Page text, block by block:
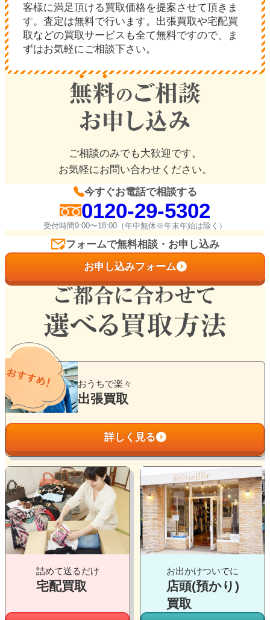
客様に満足頂ける買取価格を提案させて頂きま
す。査定は無料で行います。出張買取や宅配買
取などの買取サービスも全て無料ですので、ま
ずはお気軽にご相談下さい。
ご相談のみでも大歓迎です。
お気軽にお問い合わせください。
今すぐお電話で相談する
0120-29-5302
受付時間9:00〜18:00（年中無休※年末年始は除く）
フォームで無料相談・お申し込み
お申し込みフォーム
おうちで楽々
出張買取
詳しく見る
グ
ー
プ
リ
ク
詰めて送るだけ
宅配買取
グ
ル
ー
プ
リ
ン
ク
お出かけついでに
店頭(預かり)
買取
グ
ル
ー
プ
リ
ン
ク